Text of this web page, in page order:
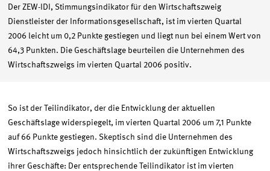
Der ZEW-IDI, Stimmungsindikator für den Wirtschaftszweig
Dienstleister der Informationsgesellschaft, ist im vierten Quartal
2006 leicht um 0,2 Punkte gestiegen und liegt nun bei einem Wert von
64,3 Punkten. Die Geschäftslage beurteilen die Unternehmen des
Wirtschaftszweigs im vierten Quartal 2006 positiv.
So ist der Teilindikator, der die Entwicklung der aktuellen
Geschäftslage widerspiegelt, im vierten Quartal 2006 um 7,1 Punkte
auf 66 Punkte gestiegen. Skeptisch sind die Unternehmen des
Wirtschaftszweigs jedoch hinsichtlich der zukünftigen Entwicklung
ihrer Geschäfte: Der entsprechende Teilindikator ist im vierten